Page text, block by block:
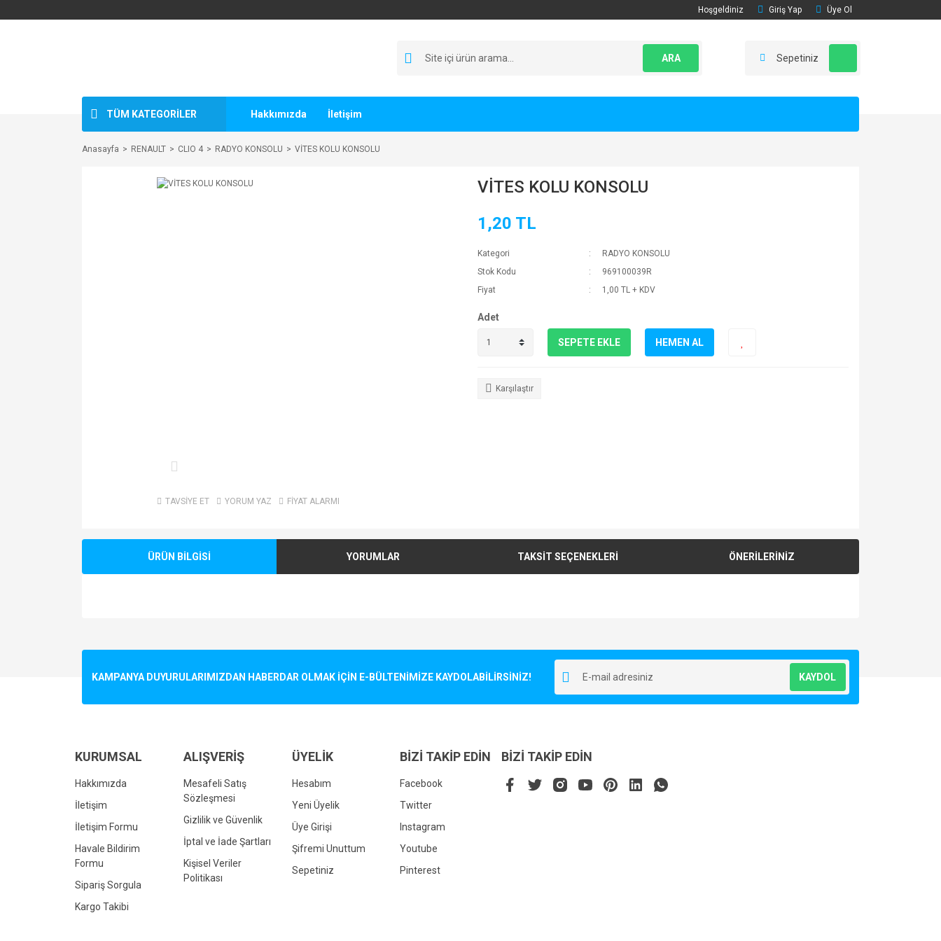
Hoşgeldiniz Giriş Yap Üye Ol
ARA Sepetiniz
TÜM KATEGORİLER Hakkımızda İletişim
Anasayfa RENAULT CLIO 4 RADYO KONSOLU VİTES KOLU KONSOLU
TAVSİYE ET YORUM YAZ FİYAT ALARMI
VİTES KOLU KONSOLU
1,20 TL
Kategori
RADYO KONSOLU
Stok Kodu
969100039R
Fiyat
1,00 TL + KDV
Adet
SEPETE EKLE HEMEN AL
Karşılaştır
ÜRÜN BİLGİSİ YORUMLAR TAKSİT SEÇENEKLERİ ÖNERİLERİNİZ
Ürün resmi kalitesiz, bozuk veya görüntülenemiyor.
Bu ürüne benzer farklı alternatifler olmalı.
KAMPANYA DUYURULARIMIZDAN HABERDAR OLMAK İÇİN E-BÜLTENİMİZE KAYDOLABİLİRSİNİZ! KAYDOL
KURUMSAL
Hakkımızda
İletişim
İletişim Formu
Havale Bildirim
Formu
Sipariş Sorgula
Kargo Takibi
ALIŞVERİŞ
Mesafeli Satış
Sözleşmesi
Gizlilik ve Güvenlik
İptal ve İade Şartları
Kişisel Veriler
Politikası
ÜYELİK
Hesabım
Yeni Üyelik
Üye Girişi
Şifremi Unuttum
Sepetiniz
BİZİ TAKİP EDİN
Facebook
Twitter
Instagram
Youtube
Pinterest
BİZİ TAKİP EDİN